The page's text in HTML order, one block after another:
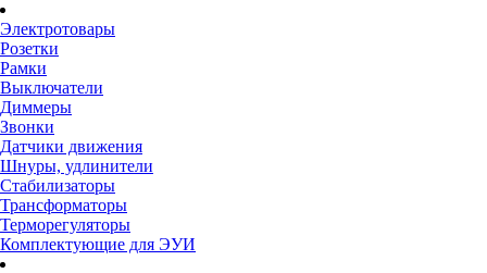
Электротовары
Розетки
Рамки
Выключатели
Диммеры
Звонки
Датчики движения
Шнуры, удлинители
Стабилизаторы
Трансформаторы
Терморегуляторы
Комплектующие для ЭУИ